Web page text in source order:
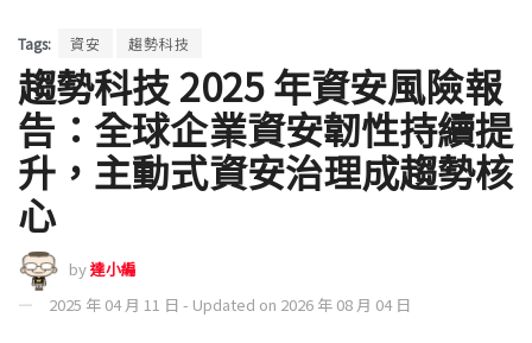
Tags: 資安 趨勢科技
趨勢科技 2025 年資安風險報
告：全球企業資安韌性持續提
升，主動式資安治理成趨勢核
心
by達小編
2025 年 04 月 11 日 - Updated on 2026 年 08 月 04 日